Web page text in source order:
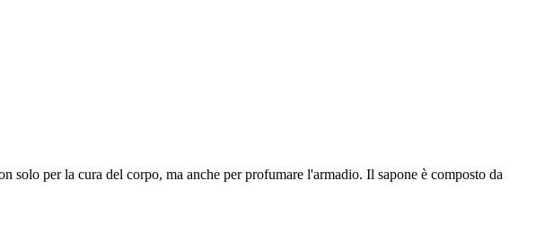
per la cura del corpo, ma anche per profumare l'armadio. Il sapone è composto da